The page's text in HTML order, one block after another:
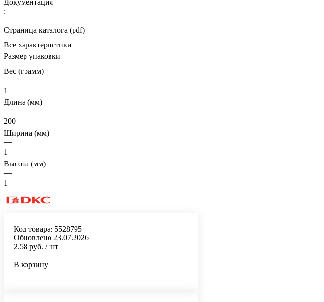
Документация
:
Страница каталога (pdf)
Все характеристики
Размер упаковки
Вес (грамм)
—
1
Длина (мм)
—
200
Ширина (мм)
—
1
Высота (мм)
—
1
Код товара: 5528795
Обновлено 23.07.2026
2.58 руб. / шт
В корзину